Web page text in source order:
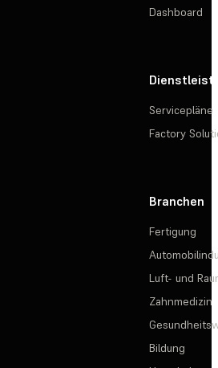
Dashboard
Servicepläne
Factory
Branchen
Fertigung
Luft- und
Zahnmedizin
Bildung